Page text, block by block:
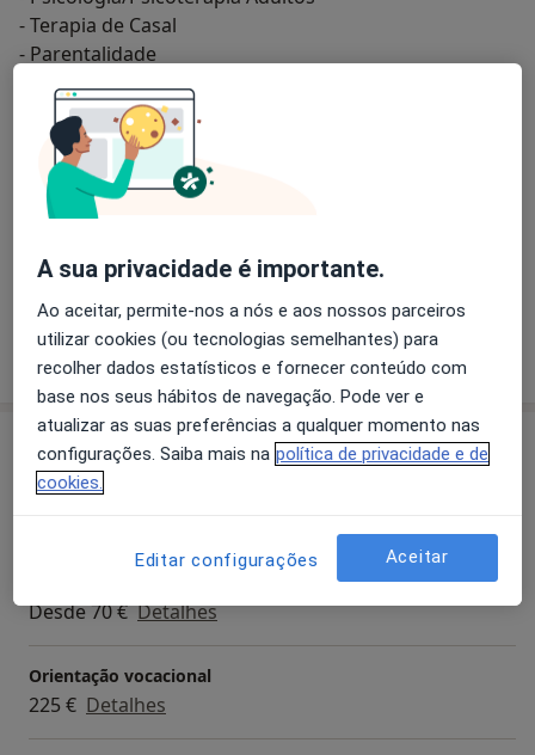
- Terapia de Casal
- Parentalidade
- Orientação Vocacional e Profissional
- Supervisão/Intervisão Clínica
- Salas para Psicólogos e Psicoterapeutas
- Grupos de Leitura | Páginas Tantas - Ler Psicanálise
maisSobre mim
Principais doenças tratadas
Transtornos Da Ansiedade
Ansiedade Da Separação
Ataque de pânico
Mostrar mais detalhes
sobre a experiência
Serviços e preços
Consulta de Psicoterapia
Desde 70 € Detalhes
Orientação vocacional
225 € Detalhes
A sua privacidade é importante.
Ao aceitar, permite-nos a nós e aos nossos parceiros
utilizar cookies (ou tecnologias semelhantes) para
recolher dados estatísticos e fornecer conteúdo com
base nos seus hábitos de navegação. Pode ver e
atualizar as suas preferências a qualquer momento nas
configurações. Saiba mais na política de privacidade e de
cookies.
Editar configurações Aceitar